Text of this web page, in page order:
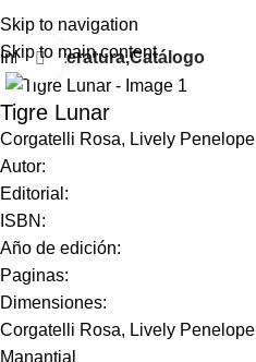
Skip to navigation
Skip to main content
Inicio Literatura,Catálogo
Click to enlarge
Tigre Lunar
Corgatelli Rosa, Lively Penelope
Autor:
Editorial:
ISBN:
Año de edición:
Paginas:
Dimensiones:
Corgatelli Rosa, Lively Penelope
Manantial